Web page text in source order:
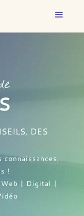
DES
connaissances,
!
Web | Digital |